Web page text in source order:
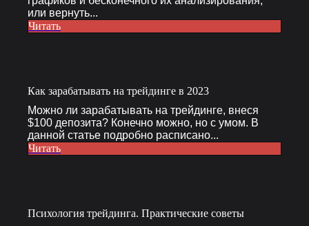
или вернуть...
Читать
Как зарабатывать на трейдинге в 2023
Можно ли зарабатывать на трейдинге, внеся
$100 депозита? Конечно можно, но с умом. В
данной статье подробно расписано...
Читать
Психология трейдинга. Практические советы